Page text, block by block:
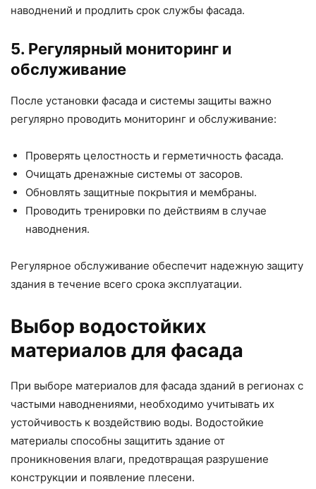
наводнений и продлить срок службы фасада.
5. Регулярный мониторинг и
обслуживание
После установки фасада и системы защиты важно
регулярно проводить мониторинг и обслуживание:
Проверять целостность и герметичность фасада.
Очищать дренажные системы от засоров.
Обновлять защитные покрытия и мембраны.
Проводить тренировки по действиям в случае
наводнения.
Регулярное обслуживание обеспечит надежную защиту
здания в течение всего срока эксплуатации.
Выбор водостойких
материалов для фасада
При выборе материалов для фасада зданий в регионах с
частыми наводнениями, необходимо учитывать их
устойчивость к воздействию воды. Водостойкие
материалы способны защитить здание от
проникновения влаги, предотвращая разрушение
конструкции и появление плесени.